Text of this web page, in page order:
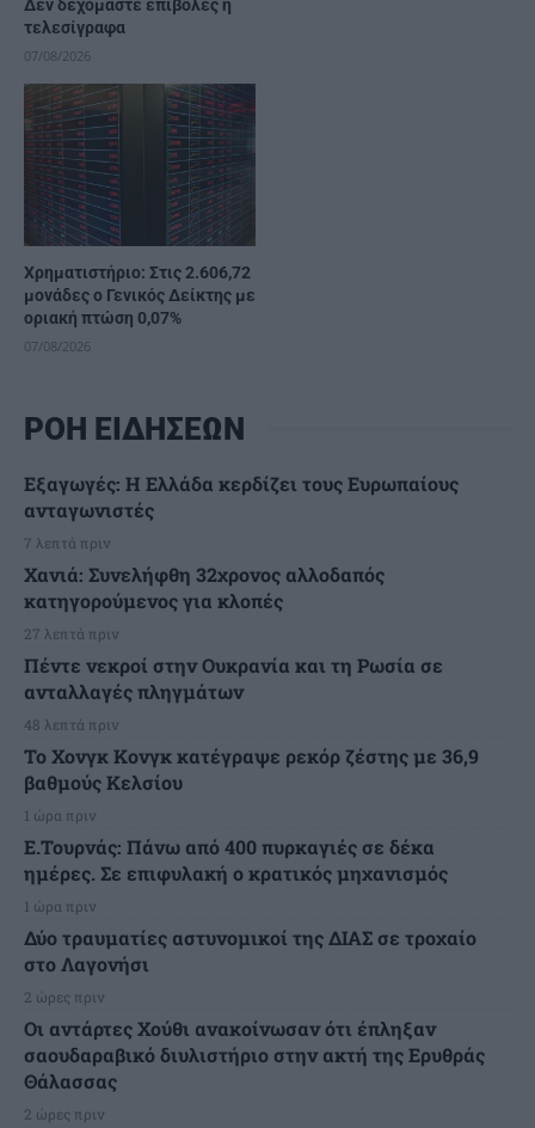
Δεν δεχόμαστε επιβολές ή
τελεσίγραφα
07/08/2026
Χρηματιστήριο: Στις 2.606,72
μονάδες ο Γενικός Δείκτης με
οριακή πτώση 0,07%
07/08/2026
ΡΟΗ ΕΙΔΗΣΕΩΝ
Εξαγωγές: Η Ελλάδα κερδίζει τους Ευρωπαίους
ανταγωνιστές
7 λεπτά πριν
Χανιά: Συνελήφθη 32χρονος αλλοδαπός
κατηγορούμενος για κλοπές
27 λεπτά πριν
Πέντε νεκροί στην Ουκρανία και τη Ρωσία σε
ανταλλαγές πληγμάτων
48 λεπτά πριν
Το Χονγκ Κονγκ κατέγραψε ρεκόρ ζέστης με 36,9
βαθμούς Κελσίου
1 ώρα πριν
Ε.Τουρνάς: Πάνω από 400 πυρκαγιές σε δέκα
ημέρες. Σε επιφυλακή ο κρατικός μηχανισμός
1 ώρα πριν
Δύο τραυματίες αστυνομικοί της ΔΙΑΣ σε τροχαίο
στο Λαγονήσι
2 ώρες πριν
Οι αντάρτες Χούθι ανακοίνωσαν ότι έπληξαν
σαουδαραβικό διυλιστήριο στην ακτή της Ερυθράς
Θάλασσας
2 ώρες πριν